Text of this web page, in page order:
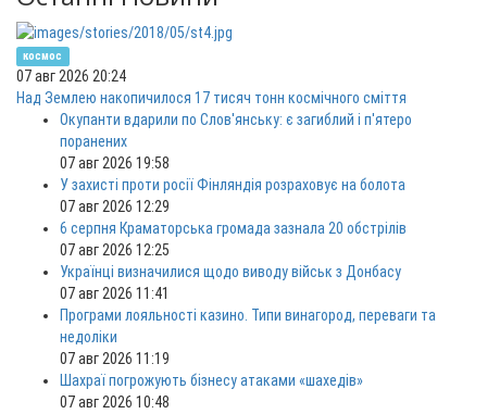
космос
07 авг 2026 20:24
Над Землею накопичилося 17 тисяч тонн космічного сміття
Окупанти вдарили по Слов'янську: є загиблий і п'ятеро
поранених
07 авг 2026 19:58
У захисті проти росії Фінляндія розраховує на болота
07 авг 2026 12:29
6 серпня Краматорська громада зазнала 20 обстрілів
07 авг 2026 12:25
Українці визначилися щодо виводу військ з Донбасу
07 авг 2026 11:41
Програми лояльності казино. Типи винагород, переваги та
недоліки
07 авг 2026 11:19
Шахраї погрожують бізнесу атаками «шахедів»
07 авг 2026 10:48